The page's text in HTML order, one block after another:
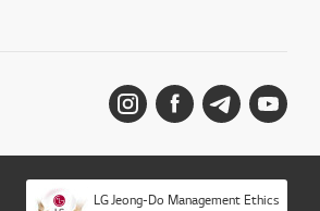
LG Jeong-Do Management Ethics